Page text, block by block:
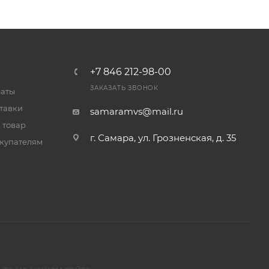
товар
+7 846 212-98-00
ЗАКАЗАТЬ ЗВОНОК
samaramvs@mail.ru
г. Самара, ул. Грозненская, д. 35